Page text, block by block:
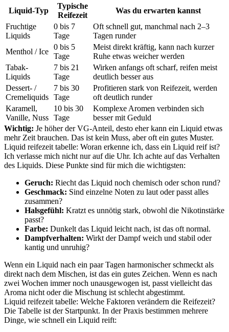
Liquid-Typ
Typische
Reifezeit
Was du erwarten kannst
Fruchtige
Liquids
0 bis 7
Tage
Oft schnell gut, manchmal nach 2–3
Tagen runder
Menthol / Ice
0 bis 5
Tage
Meist direkt kräftig, kann nach kurzer
Ruhe etwas weicher werden
Tabak-
Liquids
7 bis 21
Tage
Wirken anfangs oft scharf, reifen meist
deutlich besser aus
Dessert- /
Cremeliquids
7 bis 30
Tage
Profitieren stark von Reifezeit, werden
oft deutlich runder
Karamell,
Vanille, Nuss
10 bis 30
Tage
Komplexe Aromen verbinden sich
besser mit Geduld
Wichtig: Je höher der VG-Anteil, desto eher kann ein Liquid etwas
mehr Zeit brauchen. Das ist kein Muss, aber oft ein gutes Muster.
Liquid reifezeit tabelle: Woran erkenne ich, dass ein Liquid reif ist?
Ich verlasse mich nicht nur auf die Uhr. Ich achte auf das Verhalten
des Liquids. Diese Punkte sind für mich die wichtigsten:
Geruch: Riecht das Liquid noch chemisch oder schon rund?
Geschmack: Sind einzelne Noten zu laut oder passt alles
zusammen?
Halsgefühl: Kratzt es unnötig stark, obwohl die Nikotinstärke
passt?
Farbe: Dunkelt das Liquid leicht nach, ist das oft normal.
Dampfverhalten: Wirkt der Dampf weich und stabil oder
kantig und unruhig?
Wenn ein Liquid nach ein paar Tagen harmonischer schmeckt als
direkt nach dem Mischen, ist das ein gutes Zeichen. Wenn es nach
zwei Wochen immer noch unausgewogen ist, passt vielleicht das
Aroma nicht oder die Mischung ist schlecht abgestimmt.
Liquid reifezeit tabelle: Welche Faktoren verändern die Reifezeit?
Die Tabelle ist der Startpunkt. In der Praxis bestimmen mehrere
Dinge, wie schnell ein Liquid reift: